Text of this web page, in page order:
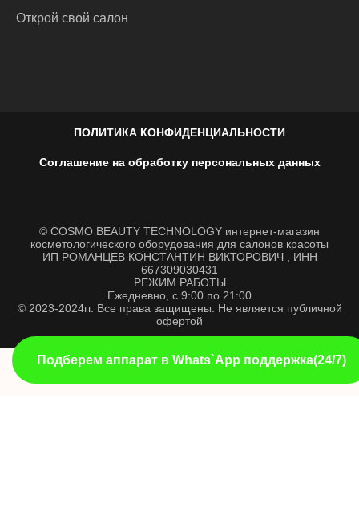
Открой свой салон
ПОЛИТИКА КОНФИДЕНЦИАЛЬНОСТИ
Соглашение на обработку персональных данных
© COSMO BEAUTY TECHNOLOGY интернет-магазин
косметологического оборудования для салонов красоты
ИП РОМАНЦЕВ КОНСТАНТИН ВИКТОРОВИЧ , ИНН
667309030431
РЕЖИМ РАБОТЫ
Ежедневно, с 9:00 по 21:00
© 2023-2024гг. Все права защищены. Не является публичной
офертой
Подберем аппарат в Whats`App поддержка(24/7)